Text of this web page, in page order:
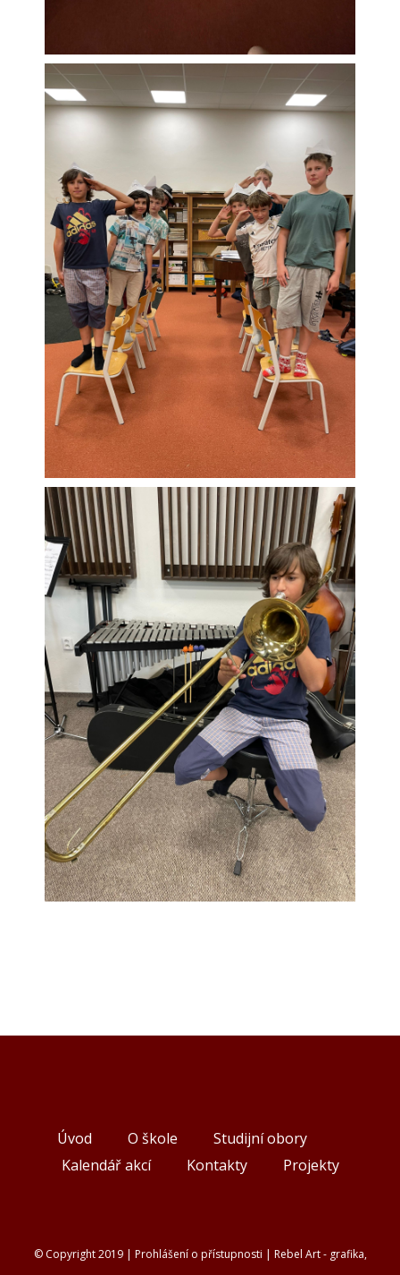
Úvod O škole
Studijní obory
Kalendář akcí
Kontakty Projekty
© Copyright 2019 | Prohlášení o přístupnosti | Rebel Art - grafika,